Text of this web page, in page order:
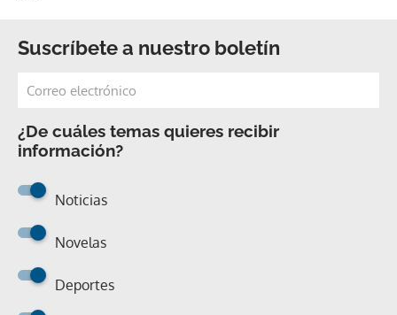
Suscríbete a nuestro boletín
¿De cuáles temas quieres recibir
información?
Noticias
Novelas
Deportes